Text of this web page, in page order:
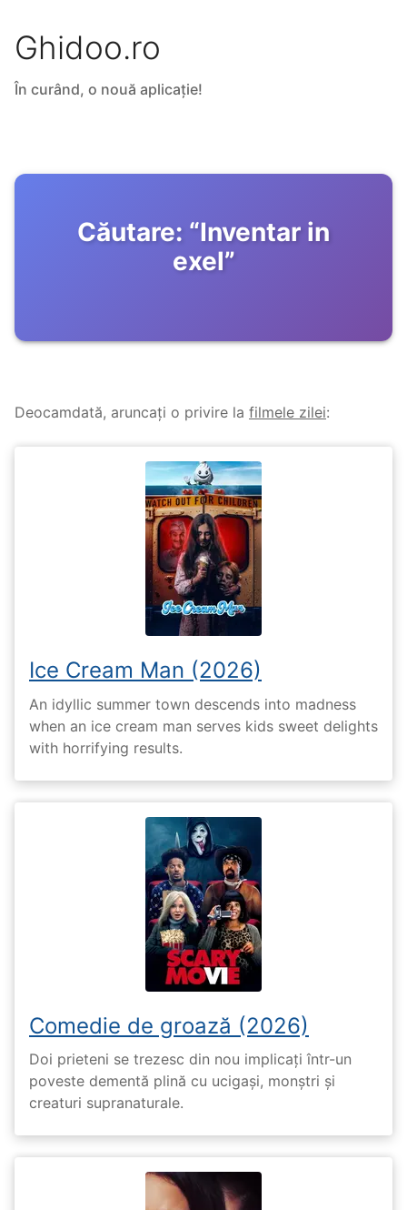
Ghidoo.ro
În curând, o nouă aplicație!
Căutare: “Inventar in
exel”
Deocamdată, aruncați o privire la filmele zilei:
Ice Cream Man (2026)
An idyllic summer town descends into madness
when an ice cream man serves kids sweet delights
with horrifying results.
Comedie de groază (2026)
Doi prieteni se trezesc din nou implicați într-un
poveste dementă plină cu ucigași, monștri și
creaturi supranaturale.